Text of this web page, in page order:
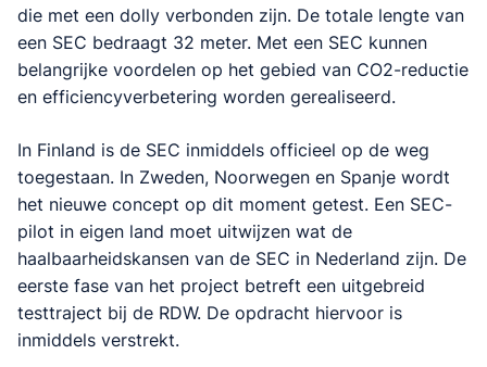
die met een dolly verbonden zijn. De totale lengte van
een SEC bedraagt 32 meter. Met een SEC kunnen
belangrijke voordelen op het gebied van CO2-reductie
en efficiencyverbetering worden gerealiseerd.
In Finland is de SEC inmiddels officieel op de weg
toegestaan. In Zweden, Noorwegen en Spanje wordt
het nieuwe concept op dit moment getest. Een SEC-
pilot in eigen land moet uitwijzen wat de
haalbaarheidskansen van de SEC in Nederland zijn. De
eerste fase van het project betreft een uitgebreid
testtraject bij de RDW. De opdracht hiervoor is
inmiddels verstrekt.